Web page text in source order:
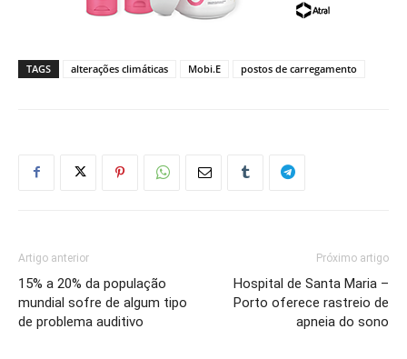
TAGS alterações climáticas Mobi.E postos de carregamento
Artigo anterior
15% a 20% da população
mundial sofre de algum tipo
de problema auditivo
Próximo artigo
Hospital de Santa Maria –
Porto oferece rastreio de
apneia do sono